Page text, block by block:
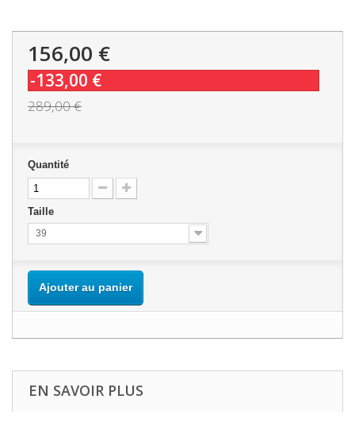
156,00 €
-133,00 €
289,00 €
Quantité
Taille
39
Ajouter au panier
EN SAVOIR PLUS